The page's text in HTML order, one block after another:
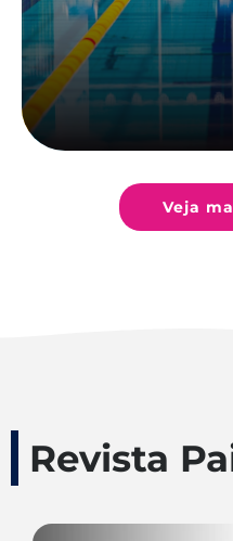
Veja
Revista